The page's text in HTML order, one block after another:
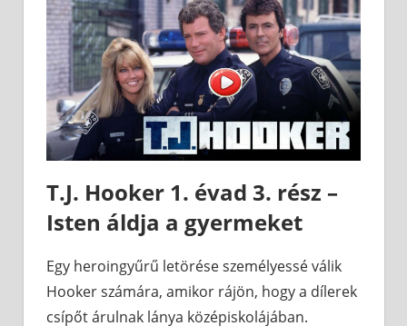
T.J. Hooker 1. évad 3. rész –
Isten áldja a gyermeket
Egy heroingyűrű letörése személyessé válik
Hooker számára, amikor rájön, hogy a dílerek
csípőt árulnak lánya középiskolájában.